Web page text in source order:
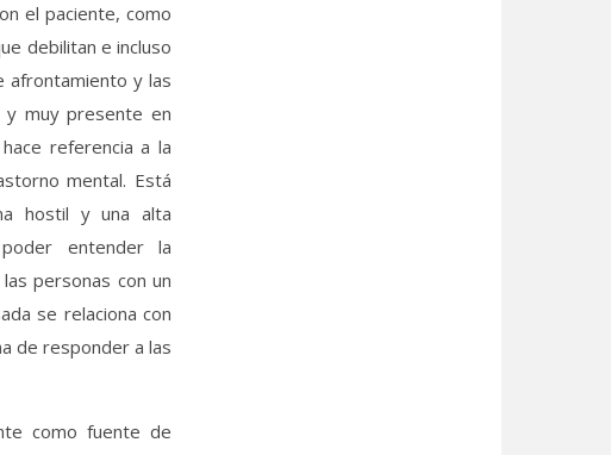
el paciente, como
debilitan e incluso
afrontamiento y las
y muy presente en
referencia a la
mental. Está
hostil y una alta
entender la
personas con un
se relaciona con
de responder a las
como fuente de